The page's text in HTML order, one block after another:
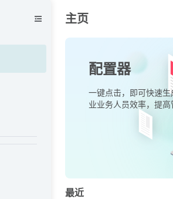
主页
配置器
一键点击，即可快速
业业务人员效率，提
最近